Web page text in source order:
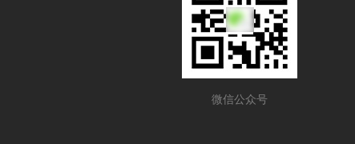
微信公众号